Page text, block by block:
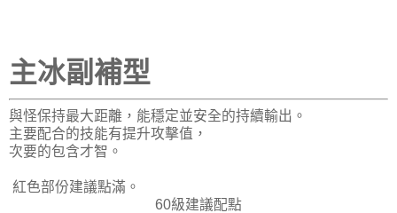
主冰副補型
與怪保持最大距離，能穩定並安全的持續輸出。
主要配合的技能有提升攻擊值，
次要的包含才智。
紅色部份建議點滿。
60級建議配點